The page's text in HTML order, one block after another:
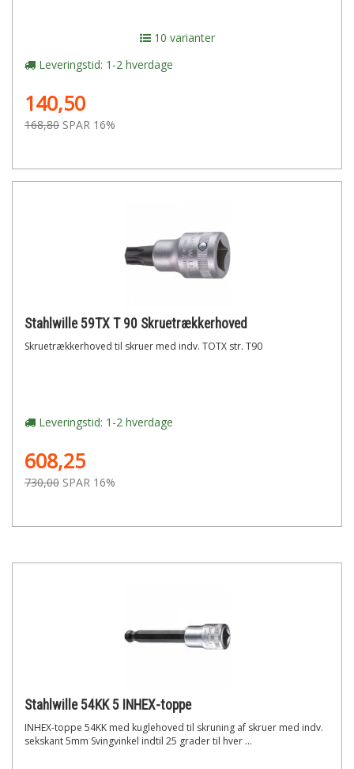
10 varianter
Leveringstid: 1-2 hverdage
140,50
168,80 SPAR 16%
Stahlwille 59TX T 90 Skruetrækkerhoved
Skruetrækkerhoved til skruer med indv. TOTX str. T90
Leveringstid: 1-2 hverdage
608,25
730,00 SPAR 16%
Stahlwille 54KK 5 INHEX-toppe
INHEX-toppe 54KK med kuglehoved til skruning af skruer med indv.
sekskant 5mm Svingvinkel indtil 25 grader til hver ...